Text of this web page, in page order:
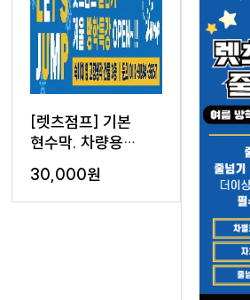
[렛츠점프] 기본
현수막. 차량용
현수막 (디자인포함)
30,000원